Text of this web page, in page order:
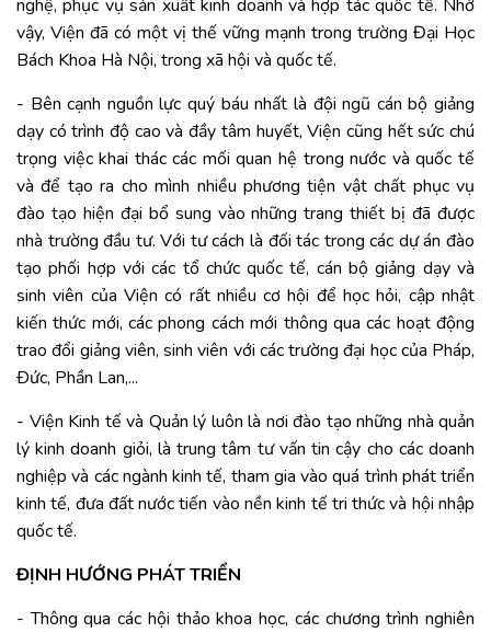
nghệ, phục vụ sản xuất kinh doanh và hợp tác quốc tế. Nhờ
vậy, Viện đã có một vị thế vững mạnh trong trường Đại Học
Bách Khoa Hà Nội, trong xã hội và quốc tế.
- Bên cạnh nguồn lực quý báu nhất là đội ngũ cán bộ giảng
dạy có trình độ cao và đầy tâm huyết, Viện cũng hết sức chú
trọng việc khai thác các mối quan hệ trong nước và quốc tế
và để tạo ra cho mình nhiều phương tiện vật chất phục vụ
đào tạo hiện đại bổ sung vào những trang thiết bị đã được
nhà trường đầu tư. Với tư cách là đối tác trong các dự án đào
tạo phối hợp với các tổ chức quốc tế, cán bộ giảng dạy và
sinh viên của Viện có rất nhiều cơ hội để học hỏi, cập nhật
kiến thức mới, các phong cách mới thông qua các hoạt động
trao đổi giảng viên, sinh viên với các trường đại học của Pháp,
Ðức, Phần Lan,...
- Viện Kinh tế và Quản lý luôn là nơi đào tạo những nhà quản
lý kinh doanh giỏi, là trung tâm tư vấn tin cậy cho các doanh
nghiệp và các ngành kinh tế, tham gia vào quá trình phát triển
kinh tế, đưa đất nước tiến vào nền kinh tế tri thức và hội nhập
quốc tế.
ĐỊNH HƯỚNG PHÁT TRIỂN
- Thông qua các hội thảo khoa học, các chương trình nghiên